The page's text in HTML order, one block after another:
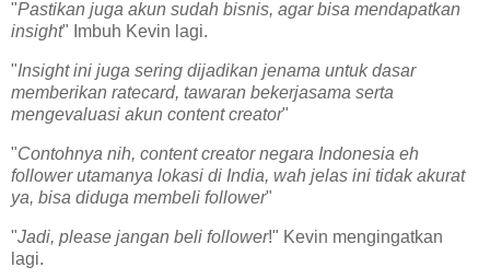
"Pastikan juga akun sudah bisnis, agar bisa mendapatkan
insight" Imbuh Kevin lagi.
"Insight ini juga sering dijadikan jenama untuk dasar
memberikan ratecard, tawaran bekerjasama serta
mengevaluasi akun content creator"
"Contohnya nih, content creator negara Indonesia eh
follower utamanya lokasi di India, wah jelas ini tidak akurat
ya, bisa diduga membeli follower"
"Jadi, please jangan beli follower!" Kevin mengingatkan
lagi.